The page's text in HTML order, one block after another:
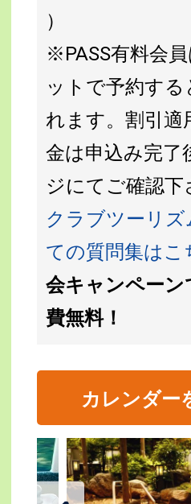
）
※PASS有料会
ットで予約する
れます。割引適
金は申込み完了
ジにてご確認下
クラブツーリズ
ての質問集はこ
会キャンペーン
費無料！
カレンダー